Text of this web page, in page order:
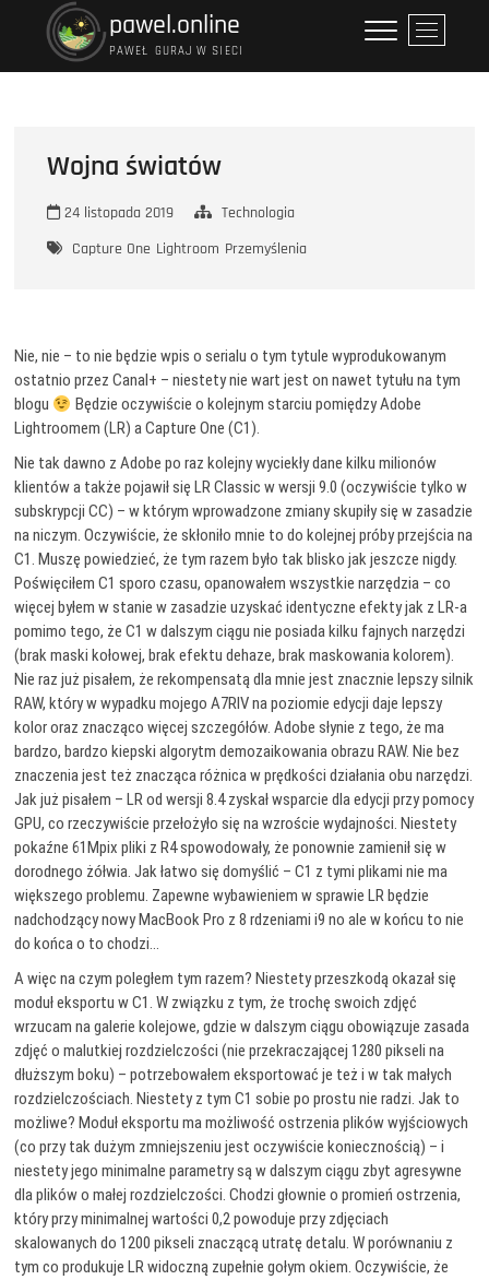
pawel.online
PAWEŁ GURAJ W SIECI
P
r
z
Wojna światów
24 listopada 2019
Technologia
Capture One Lightroom Przemyślenia
Nie, nie – to nie będzie wpis o serialu o tym tytule wyprodukowanym
ostatnio przez Canal+ – niestety nie wart jest on nawet tytułu na tym
blogu
Będzie oczywiście o kolejnym starciu pomiędzy Adobe
Lightroomem (LR) a Capture One (C1).
Nie tak dawno z Adobe po raz kolejny wyciekły dane kilku milionów
klientów a także pojawił się LR Classic w wersji 9.0 (oczywiście tylko w
subskrypcji CC) – w którym wprowadzone zmiany skupiły się w zasadzie
na niczym. Oczywiście, że skłoniło mnie to do kolejnej próby przejścia na
C1. Muszę powiedzieć, że tym razem było tak blisko jak jeszcze nigdy.
Poświęciłem C1 sporo czasu, opanowałem wszystkie narzędzia – co
więcej byłem w stanie w zasadzie uzyskać identyczne efekty jak z LR-a
pomimo tego, że C1 w dalszym ciągu nie posiada kilku fajnych narzędzi
(brak maski kołowej, brak efektu dehaze, brak maskowania kolorem).
Nie raz już pisałem, że rekompensatą dla mnie jest znacznie lepszy silnik
RAW, który w wypadku mojego A7RIV na poziomie edycji daje lepszy
kolor oraz znacząco więcej szczegółów. Adobe słynie z tego, że ma
bardzo, bardzo kiepski algorytm demozaikowania obrazu RAW. Nie bez
znaczenia jest też znacząca różnica w prędkości działania obu narzędzi.
Jak już pisałem – LR od wersji 8.4 zyskał wsparcie dla edycji przy pomocy
GPU, co rzeczywiście przełożyło się na wzroście wydajności. Niestety
pokaźne 61Mpix pliki z R4 spowodowały, że ponownie zamienił się w
dorodnego żółwia. Jak łatwo się domyślić – C1 z tymi plikami nie ma
większego problemu. Zapewne wybawieniem w sprawie LR będzie
nadchodzący nowy MacBook Pro z 8 rdzeniami i9 no ale w końcu to nie
do końca o to chodzi…
A więc na czym poległem tym razem? Niestety przeszkodą okazał się
moduł eksportu w C1. W związku z tym, że trochę swoich zdjęć
wrzucam na galerie kolejowe, gdzie w dalszym ciągu obowiązuje zasada
zdjęć o malutkiej rozdzielczości (nie przekraczającej 1280 pikseli na
dłuższym boku) – potrzebowałem eksportować je też i w tak małych
rozdzielczościach. Niestety z tym C1 sobie po prostu nie radzi. Jak to
możliwe? Moduł eksportu ma możliwość ostrzenia plików wyjściowych
(co przy tak dużym zmniejszeniu jest oczywiście koniecznością) – i
niestety jego minimalne parametry są w dalszym ciągu zbyt agresywne
dla plików o małej rozdzielczości. Chodzi głownie o promień ostrzenia,
który przy minimalnej wartości 0,2 powoduje przy zdjęciach
skalowanych do 1200 pikseli znaczącą utratę detalu. W porównaniu z
tym co produkuje LR widoczną zupełnie gołym okiem. Oczywiście, że